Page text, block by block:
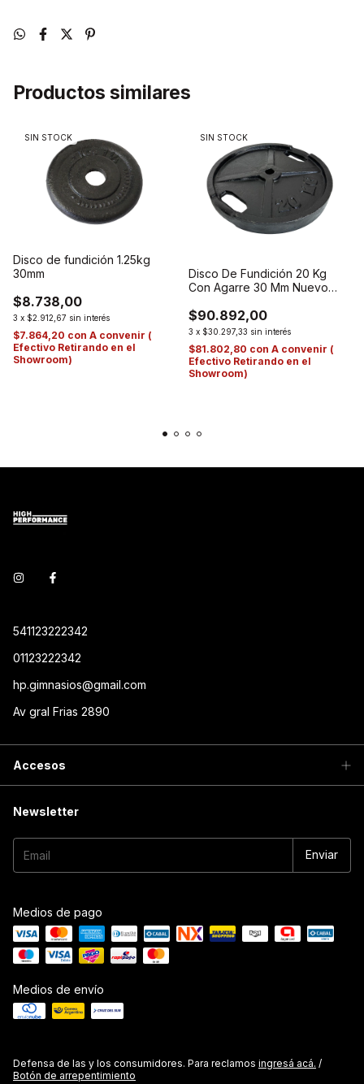
Productos similares
SIN STOCK
Disco de fundición 1.25kg
30mm
$8.738,00
3 x $2.912,67 sin interés
$7.864,20 con A convenir (
Efectivo Retirando en el
Showroom)
SIN STOCK
Disco De Fundición 20 Kg
Con Agarre 30 Mm Nuevo
$90.892,00
3 x $30.297,33 sin interés
$81.802,80 con A convenir (
Efectivo Retirando en el
Showroom)
541123222342
01123222342
hp.gimnasios@gmail.com
Av gral Frias 2890
Accesos
Newsletter
Medios de pago
Medios de envío
Defensa de las y los consumidores. Para reclamos ingresá acá. /
Botón de arrepentimiento